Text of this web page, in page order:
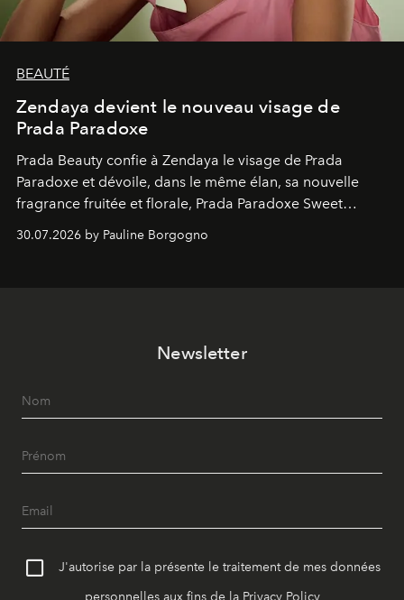
BEAUTÉ
Zendaya devient le nouveau visage de
Prada Paradoxe
Prada Beauty confie à Zendaya le visage de Prada
Paradoxe et dévoile, dans le même élan, sa nouvelle
fragrance fruitée et florale, Prada Paradoxe Sweet
Chemistry Eau de Parfum.
30.07.2026 by Pauline Borgogno
Newsletter
J'autorise par la présente le traitement de mes données
personnelles aux fins de la Privacy Policy